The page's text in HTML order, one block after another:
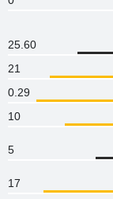
25.60
21
0.29
10
5
17